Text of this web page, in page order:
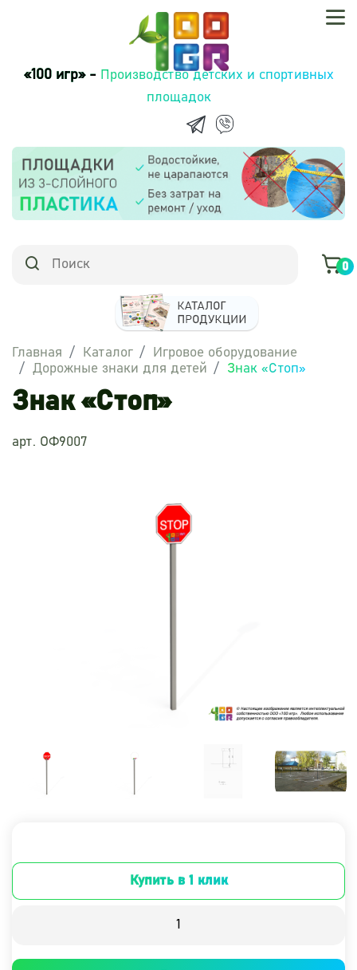
«100 игр» -Производство детских и спортивных
площадок
0
Главная Каталог
Игровое оборудование
Дорожные знаки для детей
Знак «Стоп»
Знак «Стоп»
арт. ОФ9007
Купить в 1 клик